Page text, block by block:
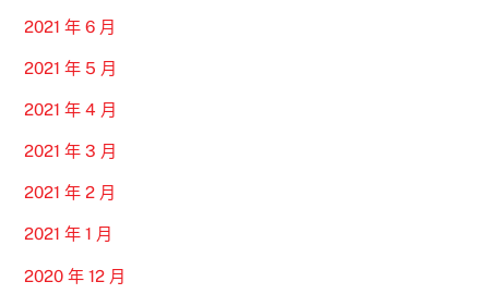
2021 年 6 月
2021 年 5 月
2021 年 4 月
2021 年 3 月
2021 年 2 月
2021 年 1 月
2020 年 12 月